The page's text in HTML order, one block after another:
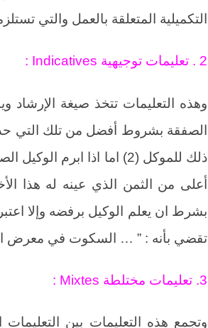
التكميلية المتعلقة بالعمل والتي
2 . تعليمات توجيهية Indicatives :
وهذه التعليمات تتخذ صيغة الإرشاد
الصفقة بشروط أفضل من تلك التي
ذلك للموكل (2) اما اذا
أعلى من الثمن الذي عينه له هذا
بشرط ان يعلم الوكيل برفضه وإلا
تقضي بأنه : ” … السكوت في معرض
3. تعليمات مختلطة Mixtes :
وتجمع هذه التعليمات بين التعليمات